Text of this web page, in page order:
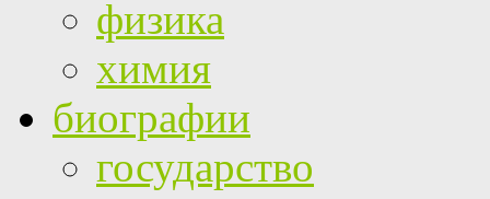
физика
химия
биографии
государство